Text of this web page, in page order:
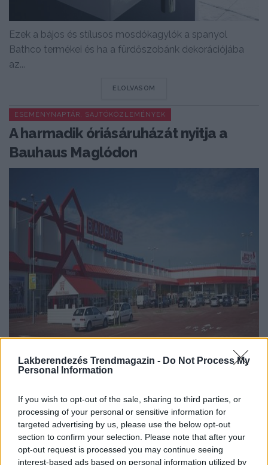
Lakberendezés Trendmagazin - Do Not Process My
Personal Information
If you wish to opt-out of the sale, sharing to third parties, or
processing of your personal or sensitive information for
targeted advertising by us, please use the below opt-out
section to confirm your selection. Please note that after your
opt-out request is processed you may continue seeing
interest-based ads based on personal information utilized by
Ezek a bájos és stílusos mosdókagylók a spanyol
Bathco termékei és ha a fürdőszobánk dekorációjába
az...
ELOLVASOM
ESEMÉNYNAPTÁR, SAJTÓKÖZLEMÉNYEK
A harmadik óriásáruházát nyitja a
Bauhaus Maglódon
A harmadik oriásáruházát nyitja a Bauhaus Maglódon. A
8,5 milliárd forint értékű új beruházás közel 130...
ELOLVASOMDETAILS
FÜRDŐSZOBA BÚTOR, BERENDEZÉS
WC ülőke sok extrával